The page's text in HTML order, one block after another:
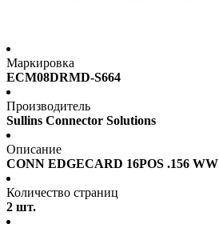
Маркировка
ECM08DRMD-S664
Производитель
Sullins Connector Solutions
Описание
CONN EDGECARD 16POS .156 WW
Количество страниц
2 шт.